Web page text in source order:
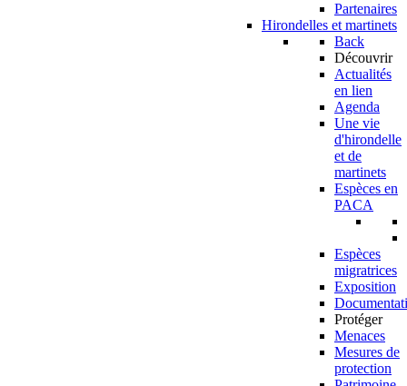
Partenaires
Hirondelles et martinets
Back
Découvrir
Actualités
en lien
Agenda
Une vie
d'hirondelle
et de
martinets
Espèces en
PACA
Espèces
migratrices
Exposition
Protéger
Menaces
Mesures de
protection